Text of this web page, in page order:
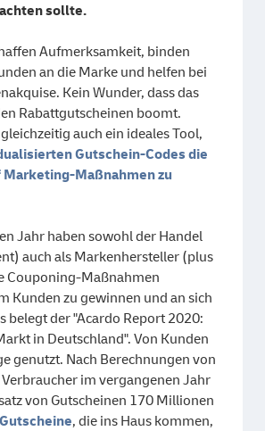
sollte.
Aufmerksamkeit, binden
an die Marke und helfen bei
Kein Wunder, dass das
Rabattgutscheinen boomt.
auch ein ideales Tool,
Gutschein-Codes die
Marketing-Maßnahmen zu
Jahr haben sowohl der Handel
auch als Markenhersteller (plus
Couponing-Maßnahmen
Kunden zu gewinnen und an sich
belegt der "Acardo Report 2020:
in Deutschland". Von Kunden
genutzt. Nach Berechnungen von
im vergangenen Jahr
von Gutscheinen 170 Millionen
Gutscheine, die ins Haus kommen,